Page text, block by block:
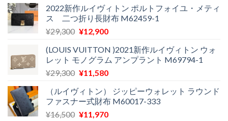
¥24,000
で
し
は
¥11,900
で
2022新作ルイヴィトン ポルトフォイユ・メティ
ス 二つ折り長財布 M62459-1
¥29,300 元
価
格
は
で
し
た。
¥12,900現
の
価
格
¥12,900
で
す。
(LOUIS VUITTON )2021新作ルイヴィトン ウォ
レット モノグラム アンプラント M69794-1
¥29,300 元
価
格
は
¥11,580現
の
価
格
（ルイヴィトン） ジッピーウォレット ラウンド
ファスナー式財布 M60017-333
¥16,500 元
¥11,970現